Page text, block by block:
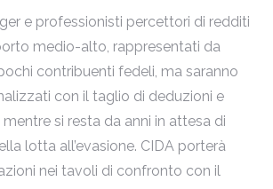
e professionisti percettori di redditi
medio-alto, rappresentati da
contribuenti fedeli, ma saranno
con il taglio di deduzioni e
si resta da anni in attesa di
lotta all’evasione. CIDA porterà
nei tavoli di confronto con il